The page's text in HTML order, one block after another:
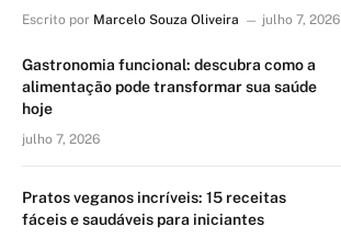
Escrito por Marcelo Souza Oliveira julho 7, 2026
Gastronomia funcional: descubra como a
alimentação pode transformar sua saúde
hoje
julho 7, 2026
Pratos veganos incríveis: 15 receitas
fáceis e saudáveis para iniciantes